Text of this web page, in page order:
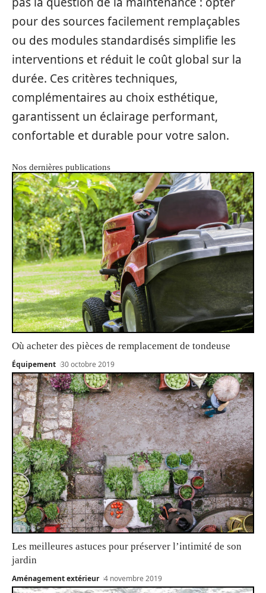
pour des sources facilement remplaçables
ou des modules standardisés simplifie les
interventions et réduit le coût global sur la
durée. Ces critères techniques,
complémentaires au choix esthétique,
garantissent un éclairage performant,
confortable et durable pour votre salon.
Nos dernières publications
Où acheter des pièces de remplacement de tondeuse
Équipement 30 octobre 2019
Les meilleures astuces pour préserver l’intimité de son
jardin
Aménagement extérieur 4 novembre 2019